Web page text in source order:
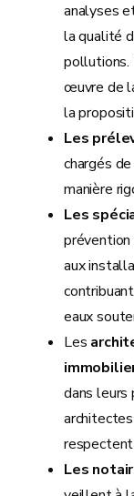
analyses
la qualité
pollutions.
œuvre de
la
Les
chargés
manière
Les
aux
eaux
Les
dans leurs
Les